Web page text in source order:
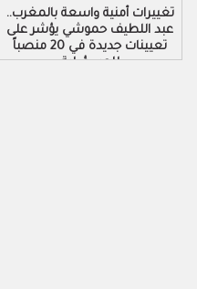
تغييرات أمنية واسعة بالمغرب..
عبد اللطيف حموشي يؤشر على
تعيينات جديدة في 20 منصباً
للمسؤولية